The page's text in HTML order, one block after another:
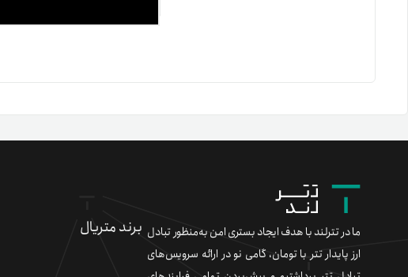
ما در تترلند با هدف ایجاد بستری امن به‌منظور تبادل
ارز پایدار تتر با تومان، گامی نو در ارائه سرویس‌های
برند متریال